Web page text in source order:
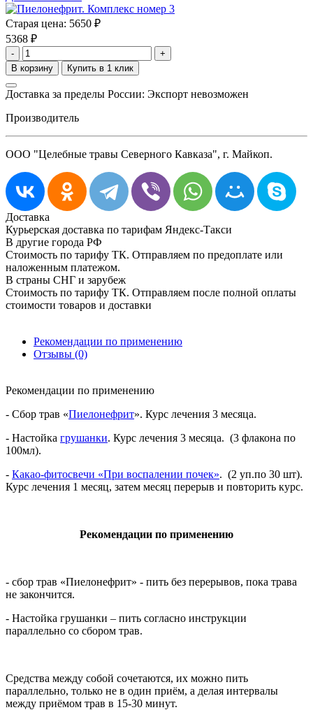
Старая цена: 5650 ₽
5368 ₽
- +
Доставка за пределы России: Экспорт невозможен
Производитель
ООО "Целебные травы Северного Кавказа", г. Майкоп.
Доставка
Курьерская доставка по тарифам Яндекс-Такси
В другие города РФ
Стоимость по тарифу ТК. Отправляем по предоплате или
наложенным платежом.
В страны СНГ и зарубеж
Стоимость по тарифу ТК. Отправляем после полной оплаты
стоимости товаров и доставки
Рекомендации по применению
Отзывы (0)
Рекомендации по применению
- Сбор трав «Пиелонефрит». Курс лечения 3 месяца.
- Настойка грушанки. Курс лечения 3 месяца. (3 флакона по
100мл).
- Какао-фитосвечи «При воспалении почек». (2 уп.по 30 шт).
Курс лечения 1 месяц, затем месяц перерыв и повторить курс.
Рекомендации по применению
- сбор трав «Пиелонефрит» - пить без перерывов, пока трава
не закончится.
- Настойка грушанки – пить согласно инструкции
параллельно со сбором трав.
Средства между собой сочетаются, их можно пить
параллельно, только не в один приём, а делая интервалы
между приёмом трав в 15-30 минут.